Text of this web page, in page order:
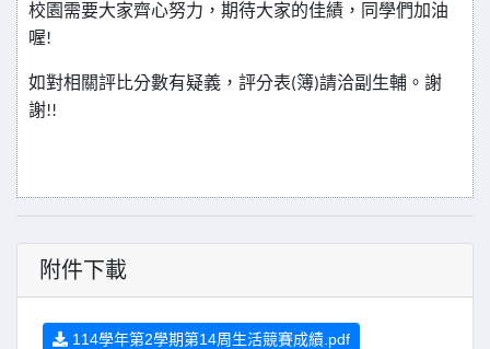
校園需要大家齊心努力，期待大家的佳績，同學們加油
喔!
如對相關評比分數有疑義，評分表(簿)請洽副生輔。謝
謝!!
附件下載
114學年第2學期第14周生活競賽成績.pdf